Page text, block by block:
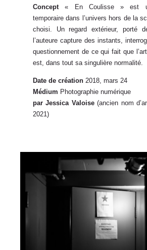
Concept« En Coulisse » est
temporaire dans l’univers hors de la
choisi. Un regard extérieur, porté
l’auteure capture des instants,
questionnement de ce qui fait que
est, dans tout sa singulière normalité.
Date de création 2018, mars 24
Médium Photographie numérique
par Jessica Valoise(ancien nom
2021)